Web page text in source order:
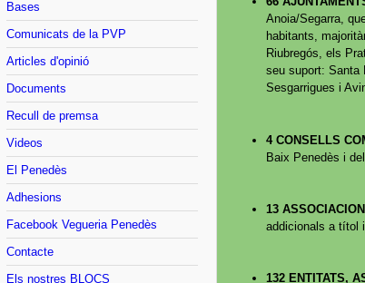
Bases
Comunicats de la PVP
Articles d'opinió
Documents
Recull de premsa
Videos
El Penedès
Adhesions
Facebook Vegueria Penedès
Contacte
Els nostres BLOCS
Anoia/Segarra,
habitants,
Riubregós, els
seu suport: Santa
Sesgarrigues i
4 CONSELLS
Baix Penedès i
13
addicionals a títol
132 ENTITATS,